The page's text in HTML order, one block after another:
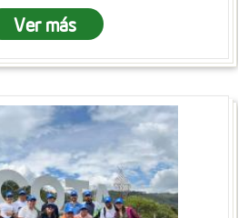
Ver más